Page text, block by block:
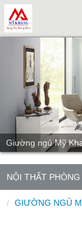
Giường ngủ Mỹ
NỘI THẤT PHÒNG
GIƯỜNG NGỦ